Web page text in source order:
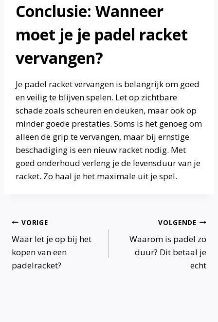
Conclusie: Wanneer
moet je je padel racket
vervangen?
Je padel racket vervangen is belangrijk om goed
en veilig te blijven spelen. Let op zichtbare
schade zoals scheuren en deuken, maar ook op
minder goede prestaties. Soms is het genoeg om
alleen de grip te vervangen, maar bij ernstige
beschadiging is een nieuw racket nodig. Met
goed onderhoud verleng je de levensduur van je
racket. Zo haal je het maximale uit je spel.
Bericht
navigatie
VORIGE
Waar let je op bij het
kopen van een
padelracket?
VOLGENDE
Waarom is padel zo
duur? Dit betaal je
echt